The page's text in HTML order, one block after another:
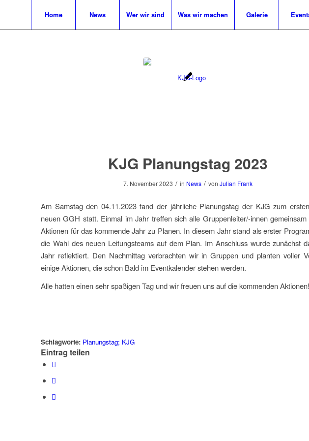
Home News Wer wir sind Was wir machen Galerie
KJG Planungstag 2023
7. November 2023 / in News / von Julian Frank
Am Samstag den 04.11.2023 fand der jährliche Planungstag der KJG zum
neuen GGH statt. Einmal im Jahr treffen sich alle Gruppenleiter/-innen
Aktionen für das kommende Jahr zu Planen. In diesem Jahr stand als erster
die Wahl des neuen Leitungsteams auf dem Plan. Im Anschluss wurde zunächst
Jahr reflektiert. Den Nachmittag verbrachten wir in Gruppen und planten voller
einige Aktionen, die schon Bald im Eventkalender stehen werden.
Alle hatten einen sehr spaßigen Tag und wir freuen uns auf die kommenden Aktionen!
Schlagworte: Planungstag; KJG
Eintrag teilen